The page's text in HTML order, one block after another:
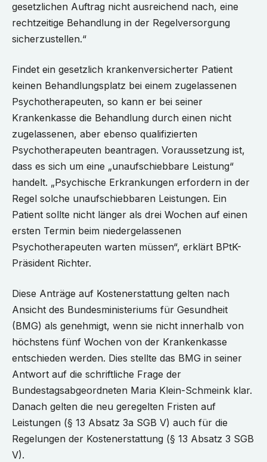
gesetzlichen Auftrag nicht ausreichend nach, eine
rechtzeitige Behandlung in der Regelversorgung
sicherzustellen.“
Findet ein gesetzlich krankenversicherter Patient
keinen Behandlungsplatz bei einem zugelassenen
Psychotherapeuten, so kann er bei seiner
Krankenkasse die Behandlung durch einen nicht
zugelassenen, aber ebenso qualifizierten
Psychotherapeuten beantragen. Voraussetzung ist,
dass es sich um eine „unaufschiebbare Leistung“
handelt. „Psychische Erkrankungen erfordern in der
Regel solche unaufschiebbaren Leistungen. Ein
Patient sollte nicht länger als drei Wochen auf einen
ersten Termin beim niedergelassenen
Psychotherapeuten warten müssen“, erklärt BPtK-
Präsident Richter.
Diese Anträge auf Kostenerstattung gelten nach
Ansicht des Bundesministeriums für Gesundheit
(BMG) als genehmigt, wenn sie nicht innerhalb von
höchstens fünf Wochen von der Krankenkasse
entschieden werden. Dies stellte das BMG in seiner
Antwort auf die schriftliche Frage der
Bundestagsabgeordneten Maria Klein-Schmeink klar.
Danach gelten die neu geregelten Fristen auf
Leistungen (§ 13 Absatz 3a SGB V) auch für die
Regelungen der Kostenerstattung (§ 13 Absatz 3 SGB
V).